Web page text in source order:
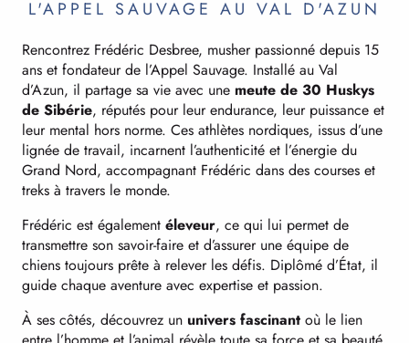
L'APPEL SAUVAGE AU VAL D'AZUN
Rencontrez Frédéric Desbree, musher passionné depuis 15
ans et fondateur de l’Appel Sauvage. Installé au Val
d’Azun, il partage sa vie avec une meute de 30 Huskys
de Sibérie, réputés pour leur endurance, leur puissance et
leur mental hors norme. Ces athlètes nordiques, issus d’une
lignée de travail, incarnent l’authenticité et l’énergie du
Grand Nord, accompagnant Frédéric dans des courses et
treks à travers le monde.
Frédéric est également éleveur, ce qui lui permet de
transmettre son savoir-faire et d’assurer une équipe de
chiens toujours prête à relever les défis. Diplômé d’État, il
guide chaque aventure avec expertise et passion.
À ses côtés, découvrez un univers fascinant où le lien